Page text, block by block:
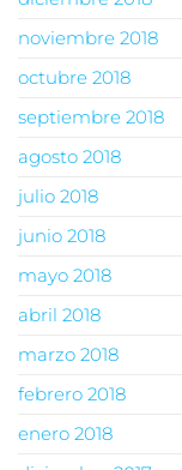
noviembre 2018
octubre 2018
septiembre 2018
agosto 2018
julio 2018
junio 2018
mayo 2018
abril 2018
marzo 2018
febrero 2018
enero 2018